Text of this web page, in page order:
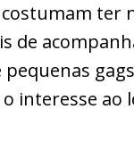
ter
de
pequenas
interesse ao